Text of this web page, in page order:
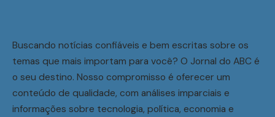
Buscando notícias confiáveis e bem escritas sobre os
temas que mais importam para você? O Jornal do ABC é
o seu destino. Nosso compromisso é oferecer um
conteúdo de qualidade, com análises imparciais e
informações sobre tecnologia, política, economia e